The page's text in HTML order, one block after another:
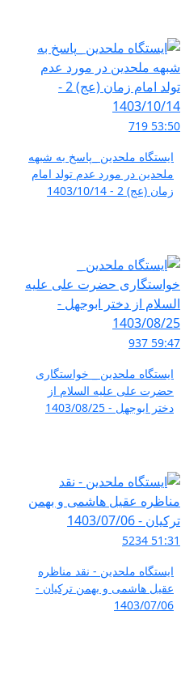
53:50
719
ایستگاه ملحدین _پاسخ به شبهه
ملحدین در مورد عدم تولد امام
زمان (عج) 2 - 1403/10/14
59:47
937
ایستگاه ملحدین _ خواستگاری
حضرت علی علیه السلام از
دختر ابوجهل - 1403/08/25
51:31
5234
ایستگاه ملحدین - نقد مناظره
عقیل هاشمی و بهمن ترکیان -
1403/07/06